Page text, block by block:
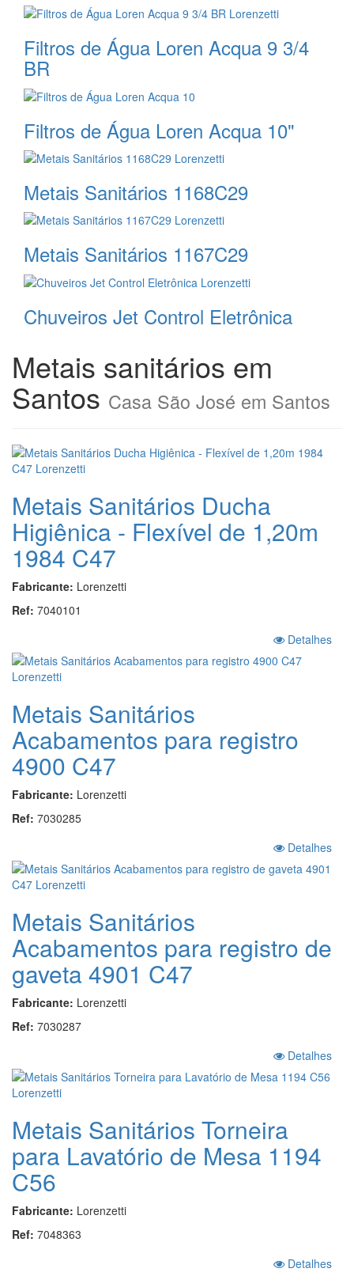
Filtros de Água Loren Acqua 9 3/4
BR
Filtros de Água Loren Acqua 10"
Metais Sanitários 1168C29
Metais Sanitários 1167C29
Chuveiros Jet Control Eletrônica
Metais sanitários em
Santos Casa São José em Santos
Metais Sanitários Ducha
Higiênica - Flexível de 1,20m
1984 C47
Fabricante: Lorenzetti
Ref: 7040101
Detalhes
Metais Sanitários
Acabamentos para registro
4900 C47
Fabricante: Lorenzetti
Ref: 7030285
Detalhes
Metais Sanitários
Acabamentos para registro de
gaveta 4901 C47
Fabricante: Lorenzetti
Ref: 7030287
Detalhes
Metais Sanitários Torneira
para Lavatório de Mesa 1194
C56
Fabricante: Lorenzetti
Ref: 7048363
Detalhes